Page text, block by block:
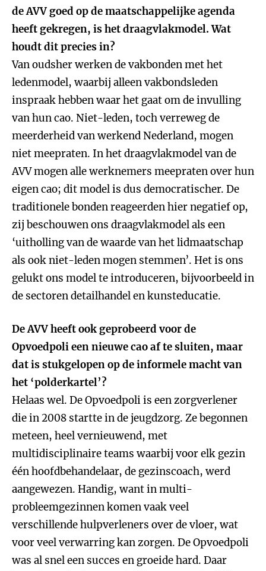
de AVV goed op de maatschappelijke agenda
heeft gekregen, is het draagvlakmodel. Wat
houdt dit precies in?
Van oudsher werken de vakbonden met het
ledenmodel, waarbij alleen vakbondsleden
inspraak hebben waar het gaat om de invulling
van hun cao. Niet-leden, toch verreweg de
meerderheid van werkend Nederland, mogen
niet meepraten. In het draagvlakmodel van de
AVV mogen alle werknemers meepraten over hun
eigen cao; dit model is dus democratischer. De
traditionele bonden reageerden hier negatief op,
zij beschouwen ons draagvlakmodel als een
‘uitholling van de waarde van het lidmaatschap
als ook niet-leden mogen stemmen’. Het is ons
gelukt ons model te introduceren, bijvoorbeeld in
de sectoren detailhandel en kunsteducatie.
De AVV heeft ook geprobeerd voor de
Opvoedpoli een nieuwe cao af te sluiten, maar
dat is stukgelopen op de informele macht van
het ‘polderkartel’?
Helaas wel. De Opvoedpoli is een zorgverlener
die in 2008 startte in de jeugdzorg. Ze begonnen
meteen, heel vernieuwend, met
multidisciplinaire teams waarbij voor elk gezin
één hoofdbehandelaar, de gezinscoach, werd
aangewezen. Handig, want in multi-
probleemgezinnen komen vaak veel
verschillende hulpverleners over de vloer, wat
voor veel verwarring kan zorgen. De Opvoedpoli
was al snel een succes en groeide hard. Daar